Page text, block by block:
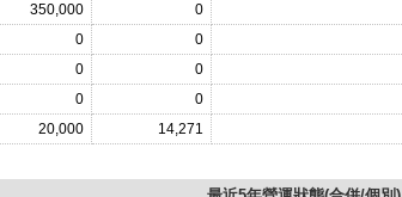
350,000 0
0 0
0 0
0 0
20,000 14,271